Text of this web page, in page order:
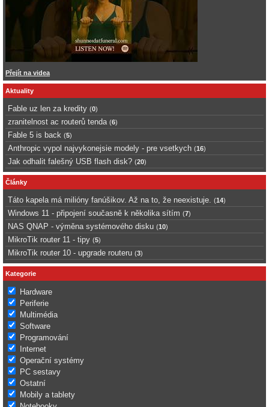
Přejít na videa
Aktuality
Fable uz len za kredity (0)
zranitelnost ac routerů tenda (6)
Fable 5 is back (5)
Anthropic vypol najvykonejsie modely - pre vsetkych (16)
Jak odhalit falešný USB flash disk? (20)
Články
Táto kapela má milióny fanúšikov. Až na to, že neexistuje. (14)
Windows 11 - připojení současně k několika sítím (7)
NAS QNAP - výměna systémového disku (10)
MikroTik router 11 - tipy (5)
MikroTik router 10 - upgrade routeru (3)
Kategorie
Hardware
Periferie
Multimédia
Software
Programování
Internet
Operační systémy
PC sestavy
Ostatní
Mobily a tablety